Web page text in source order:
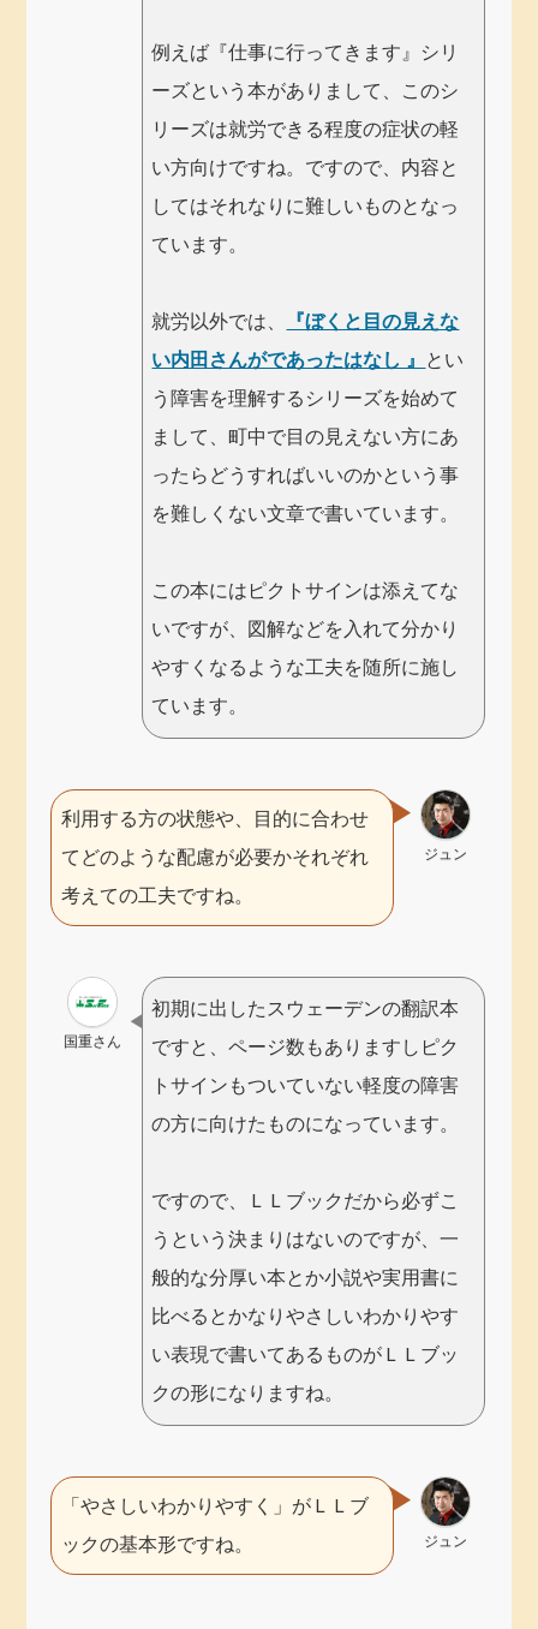
例えば『仕事に行ってきます』シリ
ーズという本がありまして、このシ
リーズは就労できる程度の症状の軽
い方向けですね。ですので、内容と
してはそれなりに難しいものとなっ
ています。
就労以外では、
『ぼくと目の見えな
い内田さんがであったはなし 』 とい
う障害を理解するシリーズを始めて
まして、町中で目の見えない方にあ
ったらどうすればいいのかという事
を難しくない文章で書いています。
この本にはピクトサインは添えてな
いですが、図解などを入れて分かり
やすくなるような工夫を随所に施し
ています。
ジュン
利用する方の状態や、目的に合わせ
てどのような配慮が必要かそれぞれ
考えての工夫ですね。
国重さん
初期に出したスウェーデンの翻訳本
ですと、ページ数もありますしピク
トサインもついていない軽度の障害
の方に向けたものになっています。
ですので、ＬＬブックだから必ずこ
うという決まりはないのですが、一
般的な分厚い本とか小説や実用書に
比べるとかなりやさしいわかりやす
い表現で書いてあるものがＬＬブッ
クの形になりますね。
ジュン
「やさしいわかりやすく」がＬＬブ
ックの基本形ですね。